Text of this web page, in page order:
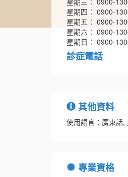
星期四： 0900-
星期五： 0900-
星期六： 0900-
星期日： 0900-
診症電話
其他資料
使用語言：廣東話,
專業資格